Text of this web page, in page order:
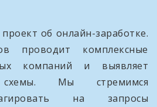
об онлайн-заработке.
проводит комплексные
компаний и выявляет
схемы. Мы стремимся
на запросы